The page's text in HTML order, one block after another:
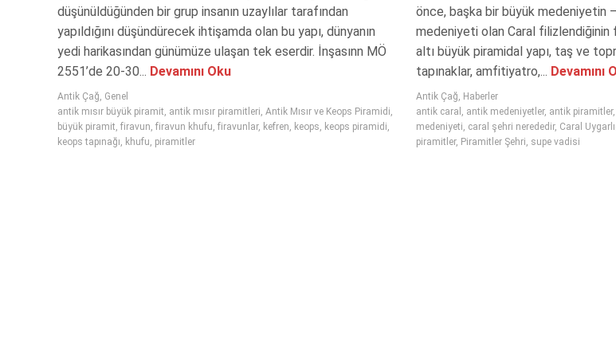
düşünüldüğünden bir grup insanın uzaylılar tarafından
yapıldığını düşündürecek ihtişamda olan bu yapı, dünyanın
yedi harikasından günümüze ulaşan tek eserdir. İnşasınn MÖ
2551’de 20-30... Devamını Oku
Antik Çağ, Genel
antik mısır büyük piramit, antik mısır piramitleri, Antik Mısır ve Keops Piramidi,
büyük piramit, firavun, firavun khufu, firavunlar, kefren, keops, keops piramidi,
keops tapınağı, khufu, piramitler
önce, başka bir büyük medeniyetin –
medeniyeti olan Caral filizlendiğinin
altı büyük piramidal yapı, taş ve
tapınaklar, amfitiyatro,... Devamını
Antik Çağ, Haberler
antik caral , antik medeniyetler, antik piramitler,
medeniyeti, caral şehri nerededir, Caral
piramitler, Piramitler Şehri, supe vadisi